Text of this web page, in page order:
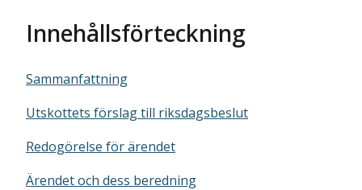
Innehållsförteckning
Sammanfattning
Utskottets förslag till riksdagsbeslut
Redogörelse för ärendet
Ärendet och dess beredning